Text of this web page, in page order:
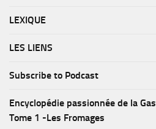
LEXIQUE
LES LIENS
Subscribe to Podcast
Encyclopédie passionnée de la
Tome 1 -Les Fromages